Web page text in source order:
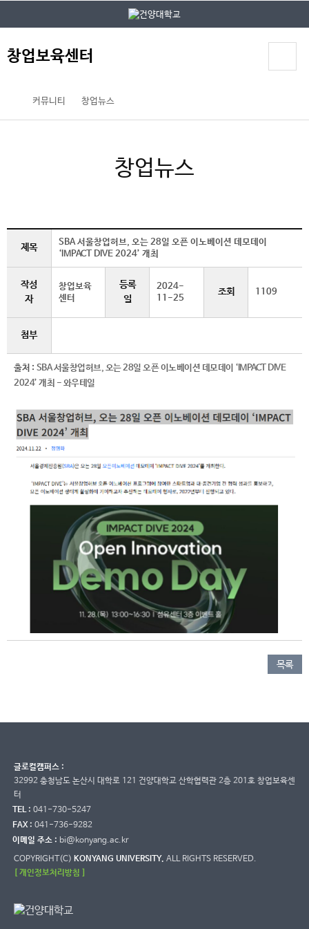
창업보육센터
커뮤니티 창업뉴스
창업뉴스
제목
SBA 서울창업허브, 오는 28일 오픈 이노베이션 데모데이
‘IMPACT DIVE 2024’ 개최
작성
자
창업보육
센터
등록
일
2024-
11-25
조회 1109
첨부
출처 : SBA 서울창업허브, 오는 28일 오픈 이노베이션 데모데이 ‘IMPACT DIVE
2024’ 개최 - 와우테일
목록
글로컬캠퍼스 :
32992 충청남도 논산시 대학로 121 건양대학교 산학협력관 2층 201호 창업보육센
터
TEL : 041-730-5247
FAX : 041-736-9282
이메일 주소 : bi@konyang.ac.kr
COPYRIGHT(C) KONYANG UNIVERSITY. ALL RIGHTS RESERVED.
[ 개인정보처리방침 ]